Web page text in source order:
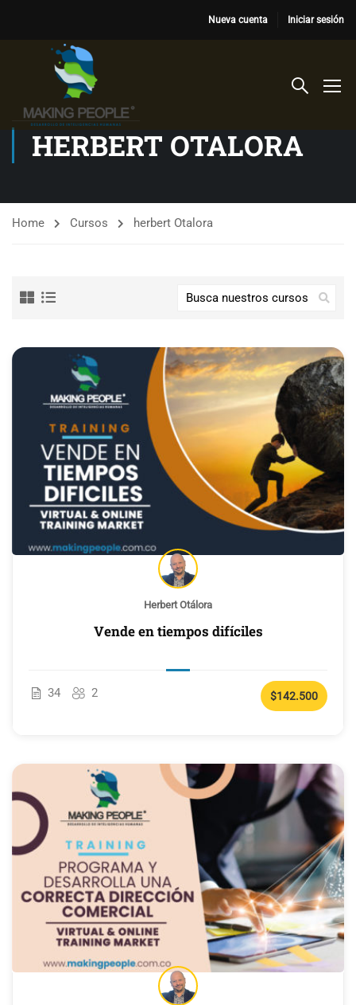
Nueva cuenta Iniciar sesión
HERBERT OTALORA
Home Cursos herbert Otalora
Herbert Otálora
Vende en tiempos difíciles
34 2 $142.500